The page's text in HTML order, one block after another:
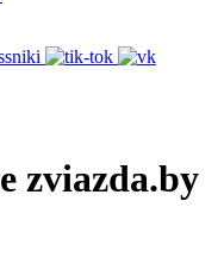
zviazda.by